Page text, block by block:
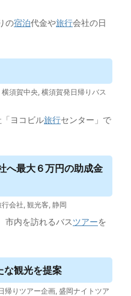
の宿泊代金や旅行会社の日
横須賀中央, 横須賀発日帰りバス
ヨコビル旅行センター」で
へ最大６万円の助成金
行会社, 観光客, 静岡
市内を訪れるバスツアーを
な観光を提案
帰りツアー企画, 盛岡ナイトツア